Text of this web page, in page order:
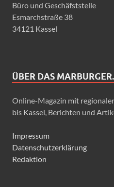
Büro und Geschäfststelle
Esmarchstraße 38
34121 Kassel
ÜBER DAS MARBURGER.
Online-Magazin mit
bis Kassel, Berichten und
Impressum
Datenschutzerklärung
Redaktion